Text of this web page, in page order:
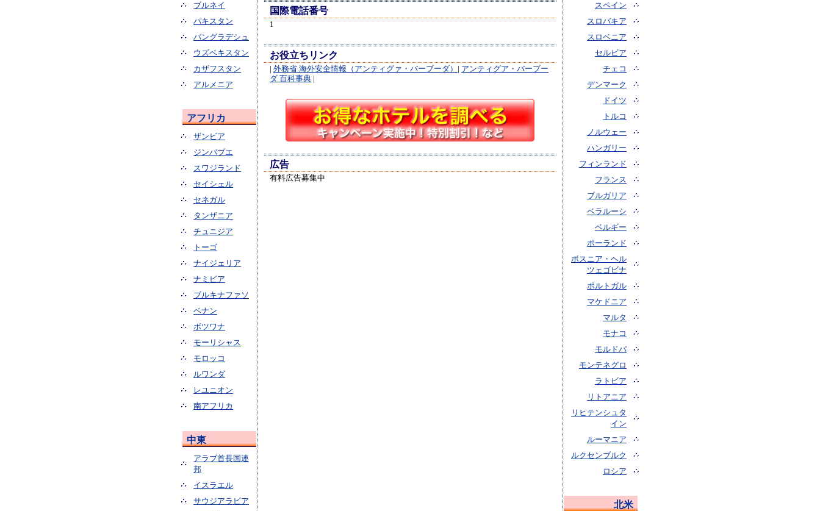
国際電話番号
1
お役立ちリンク
| 外務省 海外安全情報（アンティグァ・バーブーダ） | アンティグア・バーブー
ダ 百科事典 |
広告
有料広告募集中
ブルネイ
パキスタン
バングラデシュ
ウズベキスタン
カザフスタン
アルメニア
アフリカ
ザンビア
ジンバブエ
スワジランド
セイシェル
セネガル
タンザニア
チュニジア
トーゴ
ナイジェリア
ナミビア
ブルキナファソ
ベナン
ボツワナ
モーリシャス
モロッコ
ルワンダ
レユニオン
南アフリカ
中東
アラブ首長国連
邦
イスラエル
サウジアラビア
スペイン
スロバキア
スロベニア
セルビア
チェコ
デンマーク
ドイツ
トルコ
ノルウェー
ハンガリー
フィンランド
フランス
ブルガリア
ベラルーシ
ベルギー
ポーランド
ボスニア・ヘル
ツェゴビナ
ポルトガル
マケドニア
マルタ
モナコ
モルドバ
モンテネグロ
ラトビア
リトアニア
リヒテンシュタ
イン
ルーマニア
ルクセンブルク
ロシア
北米